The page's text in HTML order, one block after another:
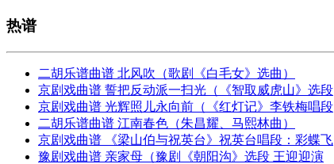
热谱
二胡乐谱曲谱 北风吹（歌剧《白毛女》选曲）
京剧戏曲谱 誓把反动派一扫光（《智取威虎山》选段
京剧戏曲谱 光辉照儿永向前（《红灯记》李铁梅唱段
二胡乐谱曲谱 江南春色（朱昌耀、马熙林曲）
京剧戏曲谱 《梁山伯与祝英台》祝英台唱段：彩蝶飞
豫剧戏曲谱 亲家母（豫剧《朝阳沟》选段 王迎迎演